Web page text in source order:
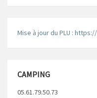
Mise à jour du PLU :
CAMPING
05.61.79.50.73